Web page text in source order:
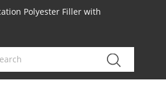
Polyester Filler with